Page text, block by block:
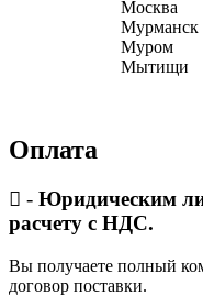
Москва
Мурманск
Муром
Мытищи
Оплата
- Юридическим
расчету с НДС.
Вы получаете полный
договор поставки.